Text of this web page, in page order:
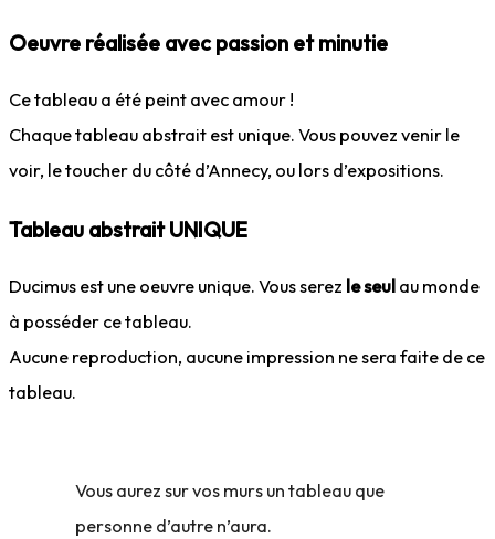
Oeuvre réalisée avec passion et minutie
Ce tableau a été peint avec amour !
Chaque tableau abstrait est unique. Vous pouvez venir le
voir, le toucher du côté d’Annecy, ou lors d’expositions.
Tableau abstrait UNIQUE
Ducimus est une oeuvre unique. Vous serez le seul au monde
à posséder ce tableau.
Aucune reproduction, aucune impression ne sera faite de ce
tableau.
Vous aurez sur vos murs un tableau que
personne d’autre n’aura.